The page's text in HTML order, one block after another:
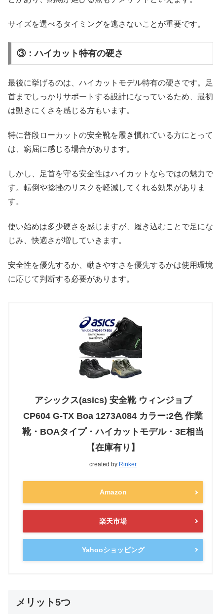
サイズを選べるタイミングを逃さないことが重要です。
③：ハイカット特有の硬さ
最後に挙げるのは、ハイカットモデル特有の硬さです。足
首までしっかりサポートする設計になっているため、最初
は動きにくさを感じる方もいます。
特に普段ローカットの安全靴を履き慣れている方にとって
は、窮屈に感じる場合があります。
しかし、足首を守る安全性はハイカットならではの魅力で
す。転倒や捻挫のリスクを軽減してくれる効果がありま
す。
使い始めは多少硬さを感じますが、履き込むことで足にな
じみ、快適さが増していきます。
安全性を優先するか、動きやすさを優先するかは使用環境
に応じて判断する必要があります。
アシックス(asics) 安全靴 ウィンジョブ
CP604 G-TX Boa 1273A084 カラー:2色 作業
靴・BOAタイプ・ハイカットモデル・3E相当
【在庫有り】
created by Rinker
Amazon
楽天市場
Yahooショッピング
メリット5つ